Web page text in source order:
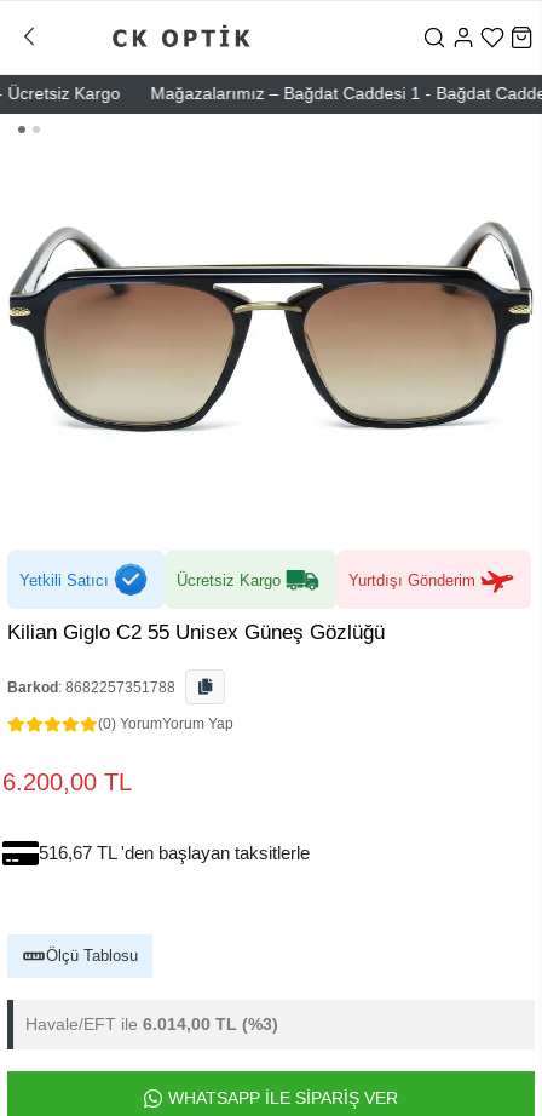
Kargo Mağazalarımız – Bağdat Caddesi 1 - Bağdat
Yetkili Satıcı Ücretsiz Kargo Yurtdışı Gönderim
Kilian Giglo C2 55 Unisex Güneş Gözlüğü
Barkod : 8682257351788
(0) YorumYorum Yap
6.200,00 TL
516,67 TL 'den başlayan taksitlerle
Ölçü Tablosu
Havale/EFT ile 6.014,00 TL (%3)
WHATSAPP İLE SİPARİŞ VER